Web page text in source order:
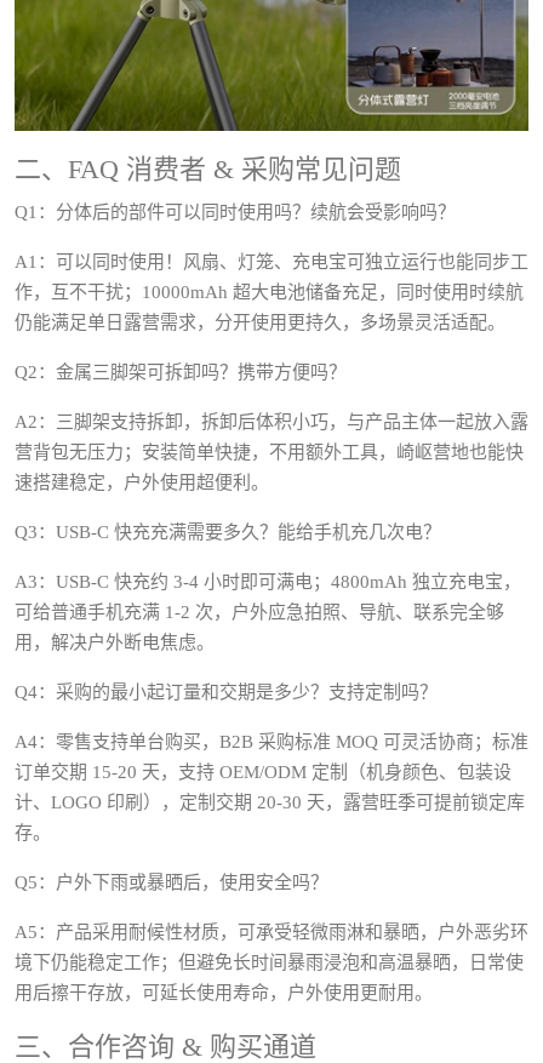
二、FAQ 消费者 & 采购常见问题
Q1：分体后的部件可以同时使用吗？续航会受影响吗？
A1：可以同时使用！风扇、灯笼、充电宝可独立运行也能同步工
作，互不干扰；10000mAh 超大电池储备充足，同时使用时续航
仍能满足单日露营需求，分开使用更持久，多场景灵活适配。
Q2：金属三脚架可拆卸吗？携带方便吗？
A2：三脚架支持拆卸，拆卸后体积小巧，与产品主体一起放入露
营背包无压力；安装简单快捷，不用额外工具，崎岖营地也能快
速搭建稳定，户外使用超便利。
Q3：USB-C 快充充满需要多久？能给手机充几次电？
A3：USB-C 快充约 3-4 小时即可满电；4800mAh 独立充电宝，
可给普通手机充满 1-2 次，户外应急拍照、导航、联系完全够
用，解决户外断电焦虑。
Q4：采购的最小起订量和交期是多少？支持定制吗？
A4：零售支持单台购买，B2B 采购标准 MOQ 可灵活协商；标准
订单交期 15-20 天，支持 OEM/ODM 定制（机身颜色、包装设
计、LOGO 印刷），定制交期 20-30 天，露营旺季可提前锁定库
存。
Q5：户外下雨或暴晒后，使用安全吗？
A5：产品采用耐候性材质，可承受轻微雨淋和暴晒，户外恶劣环
境下仍能稳定工作；但避免长时间暴雨浸泡和高温暴晒，日常使
用后擦干存放，可延长使用寿命，户外使用更耐用。
三、合作咨询 & 购买通道